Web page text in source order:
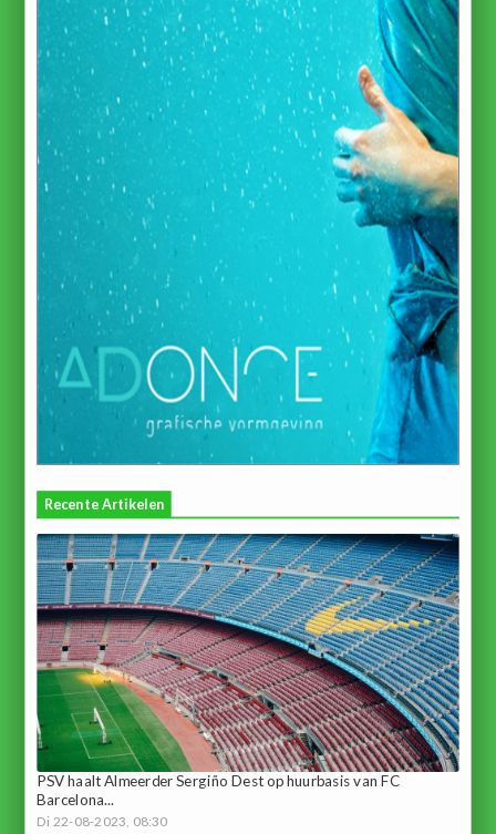
Recente Artikelen
PSV haalt Almeerder Sergiño Dest op huurbasis van FC
Barcelona...
Di 22-08-2023, 08:30